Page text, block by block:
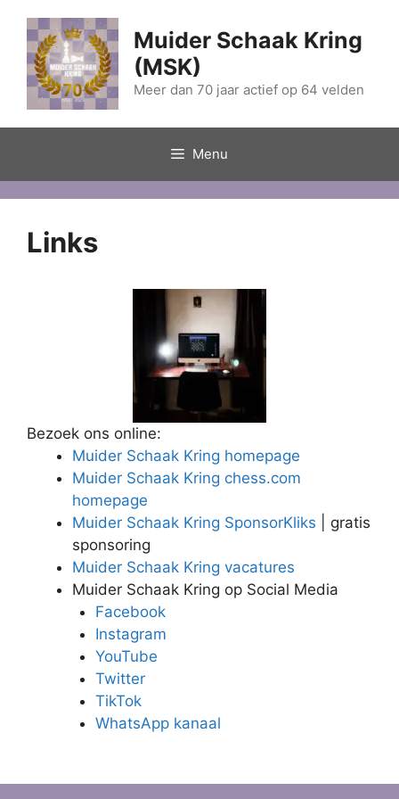
naar
inhoud
Muider Schaak Kring
(MSK)
Meer dan 70 jaar actief op 64 velden
Menu
Links
Bezoek ons online:
Muider Schaak Kring homepage
Muider Schaak Kring chess.com
homepage
Muider Schaak Kring SponsorKliks | gratis
sponsoring
Muider Schaak Kring vacatures
Muider Schaak Kring op Social Media
Facebook
Instagram
YouTube
Twitter
TikTok
WhatsApp kanaal